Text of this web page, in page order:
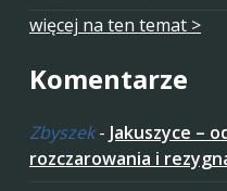
więcej na ten temat >
Komentarze
Zbyszek- Jakuszyce –
rozczarowania i